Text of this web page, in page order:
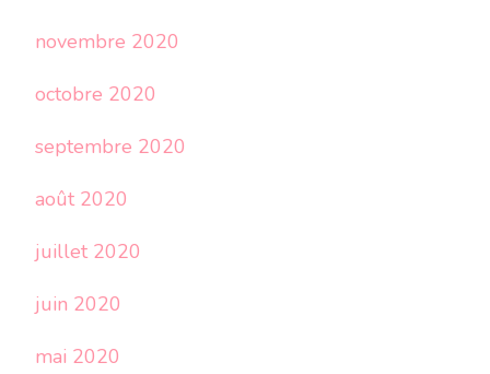
novembre 2020
octobre 2020
septembre 2020
août 2020
juillet 2020
juin 2020
mai 2020